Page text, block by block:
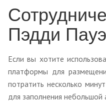
Пэдди
Если вы хотите
платформы для
потратить несколько
для заполнения